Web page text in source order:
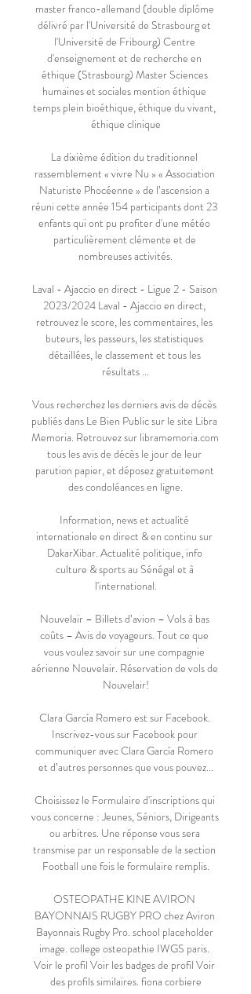
master franco-allemand (double diplôme
délivré par l'Université de Strasbourg et
l'Université de Fribourg) Centre
d'enseignement et de recherche en
éthique (Strasbourg) Master Sciences
humaines et sociales mention éthique
temps plein bioéthique, éthique du vivant,
éthique clinique
La dixième édition du traditionnel
rassemblement « vivre Nu » « Association
Naturiste Phocéenne » de l’ascension a
réuni cette année 154 participants dont 23
enfants qui ont pu profiter d'une météo
particulièrement clémente et de
nombreuses activités.
Laval - Ajaccio en direct - Ligue 2 - Saison
2023/2024 Laval - Ajaccio en direct,
retrouvez le score, les commentaires, les
buteurs, les passeurs, les statistiques
détaillées, le classement et tous les
résultats ...
Vous recherchez les derniers avis de décès
publiés dans Le Bien Public sur le site Libra
Memoria. Retrouvez sur libramemoria.com
tous les avis de décès le jour de leur
parution papier, et déposez gratuitement
des condoléances en ligne.
Information, news et actualité
internationale en direct & en continu sur
DakarXibar. Actualité politique, info
culture & sports au Sénégal et à
l'international.
Nouvelair – Billets d’avion – Vols à bas
coûts – Avis de voyageurs. Tout ce que
vous voulez savoir sur une compagnie
aérienne Nouvelair. Réservation de vols de
Nouvelair!
Clara García Romero est sur Facebook.
Inscrivez-vous sur Facebook pour
communiquer avec Clara García Romero
et d’autres personnes que vous pouvez...
Choisissez le Formulaire d'inscriptions qui
vous concerne : Jeunes, Séniors, Dirigeants
ou arbitres. Une réponse vous sera
transmise par un responsable de la section
Football une fois le formulaire remplis.
OSTEOPATHE KINE AVIRON
BAYONNAIS RUGBY PRO chez Aviron
Bayonnais Rugby Pro. school placeholder
image. college osteopathie IWGS paris.
Voir le profil Voir les badges de profil Voir
des profils similaires. fiona corbiere